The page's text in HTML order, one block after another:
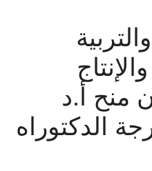
المراكز والوحدات
الإعلام
منح أ.د
الدكتوراه